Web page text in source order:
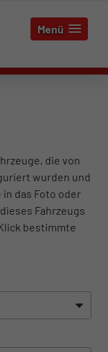
Menü
die von
wurden und
das Foto oder
Fahrzeugs
bestimmte